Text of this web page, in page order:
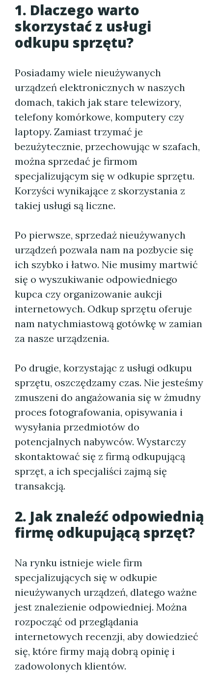
1. Dlaczego warto
skorzystać z usługi
odkupu sprzętu?
Posiadamy wiele nieużywanych
urządzeń elektronicznych w naszych
domach, takich jak stare telewizory,
telefony komórkowe, komputery czy
laptopy. Zamiast trzymać je
bezużytecznie, przechowując w szafach,
można sprzedać je firmom
specjalizującym się w odkupie sprzętu.
Korzyści wynikające z skorzystania z
takiej usługi są liczne.
Po pierwsze, sprzedaż nieużywanych
urządzeń pozwala nam na pozbycie się
ich szybko i łatwo. Nie musimy martwić
się o wyszukiwanie odpowiedniego
kupca czy organizowanie aukcji
internetowych. Odkup sprzętu oferuje
nam natychmiastową gotówkę w zamian
za nasze urządzenia.
Po drugie, korzystając z usługi odkupu
sprzętu, oszczędzamy czas. Nie jesteśmy
zmuszeni do angażowania się w żmudny
proces fotografowania, opisywania i
wysyłania przedmiotów do
potencjalnych nabywców. Wystarczy
skontaktować się z firmą odkupującą
sprzęt, a ich specjaliści zajmą się
transakcją.
2. Jak znaleźć odpowiednią
firmę odkupującą sprzęt?
Na rynku istnieje wiele firm
specjalizujących się w odkupie
nieużywanych urządzeń, dlatego ważne
jest znalezienie odpowiedniej. Można
rozpocząć od przeglądania
internetowych recenzji, aby dowiedzieć
się, które firmy mają dobrą opinię i
zadowolonych klientów.